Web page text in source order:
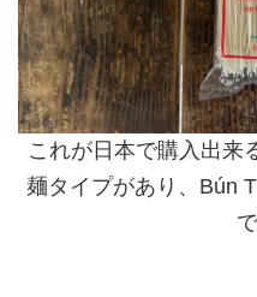
これが日本で購入出来
麺タイプがあり、Bún